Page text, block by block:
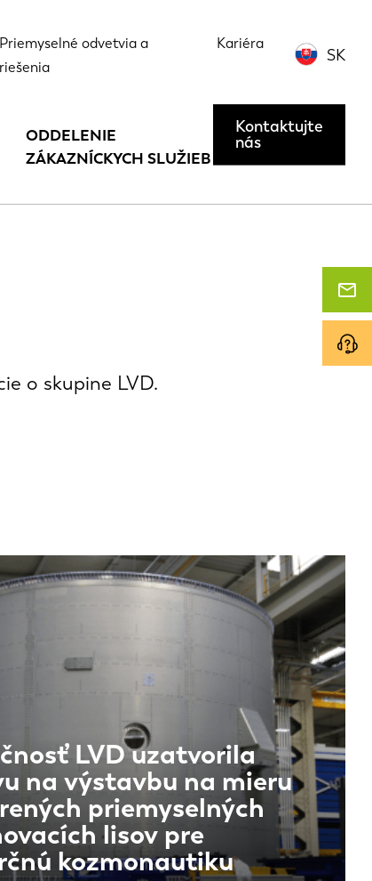
Priemyselné odvetvia a
riešenia
Kariéra
SK
ODDELENIE
ZÁKAZNÍCKYCH SLUŽIEB
Kontaktujte
nás
o skupine LVD.
LVD uzatvorila
na výstavbu na mieru
priemyselných
lisov pre
kozmonautiku